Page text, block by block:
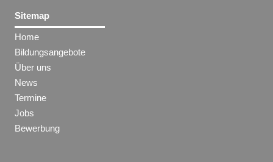
Sitemap
Home
Bildungsangebote
Über uns
News
Termine
Jobs
Bewerbung